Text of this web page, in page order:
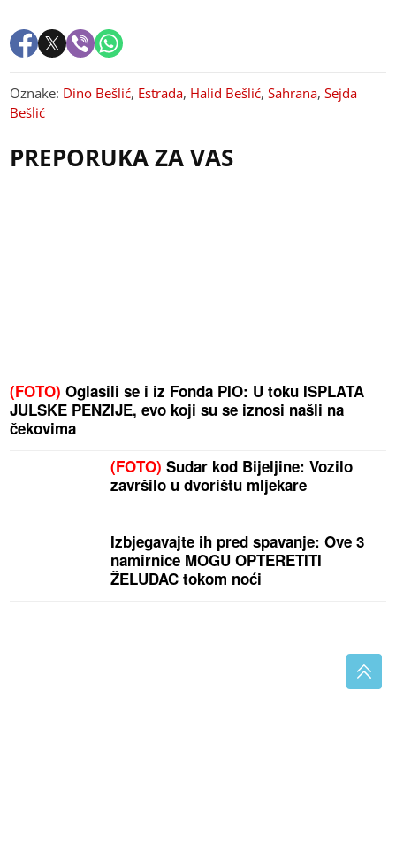
Oznake: Dino Bešlić, Estrada, Halid Bešlić,Sahrana,Sejda
Bešlić
PREPORUKA ZA VAS
(FOTO) Oglasili se i iz Fonda PIO: U toku ISPLATA
JULSKE PENZIJE, evo koji su se iznosi našli na
čekovima
(FOTO) Sudar kod Bijeljine: Vozilo
završilo u dvorištu mljekare
Izbjegavajte ih pred spavanje: Ove 3
namirnice MOGU OPTERETITI
ŽELUDAC tokom noći